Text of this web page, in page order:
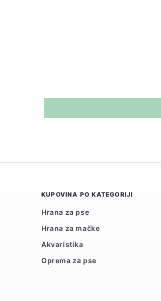
KUPOVINA PO KATEGORIJI
Hrana za pse
Hrana za mačke
Akvaristika
Oprema za pse